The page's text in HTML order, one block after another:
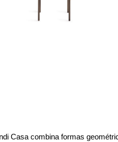
Casa combina formas